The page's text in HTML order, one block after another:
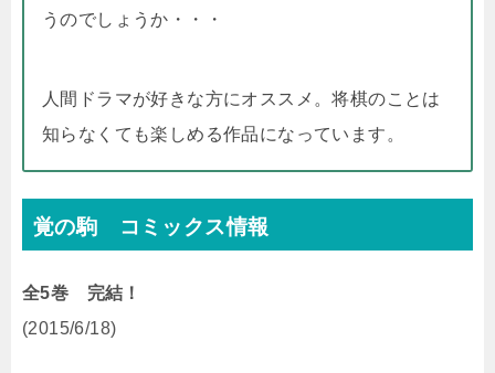
うのでしょうか・・・
人間ドラマが好きな方にオススメ。将棋のことは
知らなくても楽しめる作品になっています。
覚の駒 コミックス情報
全5巻 完結！
(2015/6/18)